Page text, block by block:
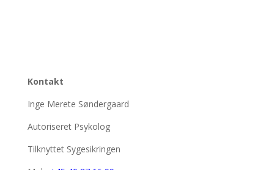
Kontakt
Inge Merete Søndergaard
Autoriseret Psykolog
Tilknyttet Sygesikringen